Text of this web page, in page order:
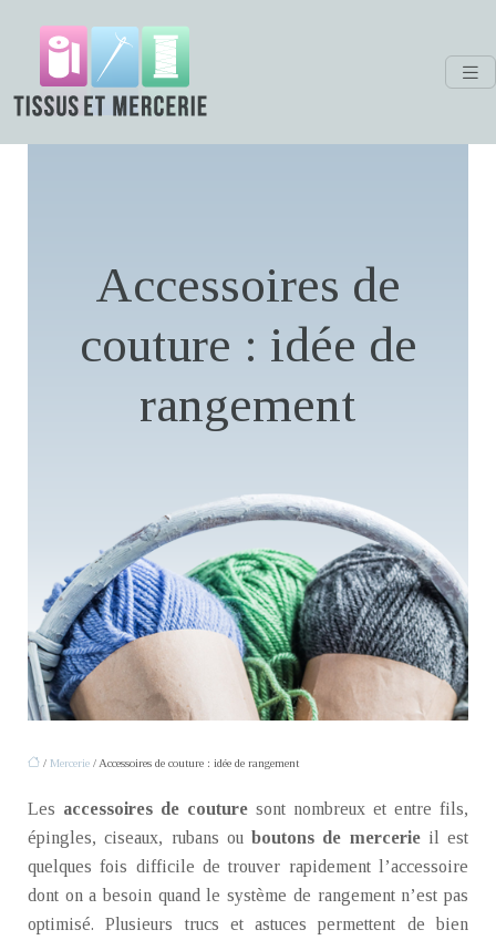
Accessoires de
couture : idée de
rangement
/ Mercerie / Accessoires de couture : idée de rangement
Les accessoires de couture sont nombreux et entre fils,
épingles, ciseaux, rubans ou boutons de mercerie il est
quelques fois difficile de trouver rapidement l’accessoire
dont on a besoin quand le système de rangement n’est pas
optimisé. Plusieurs trucs et astuces permettent de bien